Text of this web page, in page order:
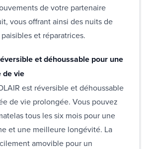
de votre partenaire
vous offrant ainsi des nuits de
et réparatrices.
et déhoussable pour une
de vie
est réversible et déhoussable
de vie prolongée. Vous pouvez
tous les six mois pour une
et une meilleure longévité. La
amovible pour un